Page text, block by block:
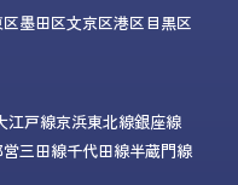
墨田区文京区港区目黒区
江戸線京浜東北線銀座線
三田線千代田線半蔵門線